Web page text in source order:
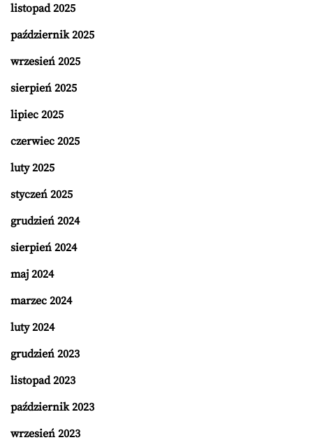
listopad 2025
październik 2025
wrzesień 2025
sierpień 2025
lipiec 2025
czerwiec 2025
luty 2025
styczeń 2025
grudzień 2024
sierpień 2024
maj 2024
marzec 2024
luty 2024
grudzień 2023
listopad 2023
październik 2023
wrzesień 2023